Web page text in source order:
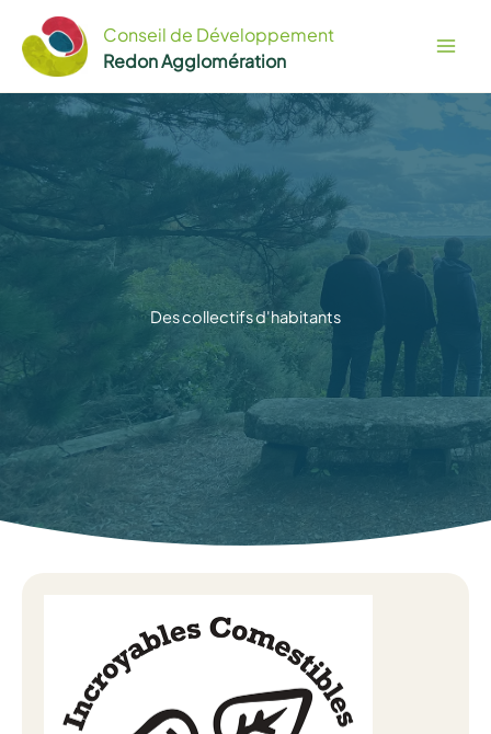
contenu
Conseil de Développement
Redon Agglomération
Des collectifs d'habitants